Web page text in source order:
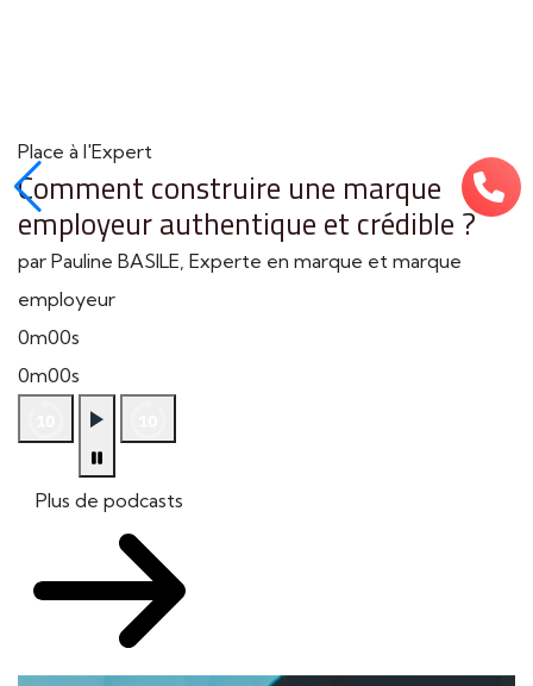
Place à l'Expert
Comment construire une marque
employeur authentique et crédible ?
par Pauline BASILE, Experte en marque et marque
employeur
0m00s
0m00s
Plus de podcasts